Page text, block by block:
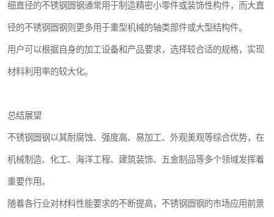
细直径的不锈钢圆钢通常用于制造精密小零件或装饰性构件，而大直
径的不锈钢圆钢则更多用于重型机械的轴类部件或大型结构件。
用户可以根据自身的加工设备和产品要求，选择较合适的规格，实现
材料利用率的较大化。
总结展望
不锈钢圆钢以其耐腐蚀、强度高、易加工、外观美观等综合优势，在
机械制造、化工、海洋工程、建筑装饰、五金制品等多个领域发挥着
重要作用。
随着各行业对材料性能要求的不断提高，不锈钢圆钢的市场应用前景